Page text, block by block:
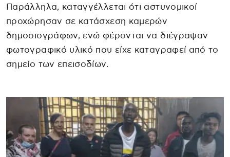
Παράλληλα, καταγγέλλεται ότι αστυνομικοί
προχώρησαν σε κατάσχεση καμερών
δημοσιογράφων, ενώ φέρονται να διέγραψαν
φωτογραφικό υλικό που είχε καταγραφεί από το
σημείο των επεισοδίων.